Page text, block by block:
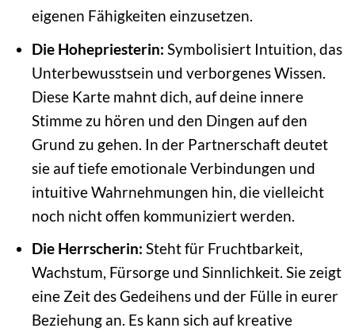
eigenen Fähigkeiten einzusetzen.
Die Hohepriesterin: Symbolisiert Intuition, das
Unterbewusstsein und verborgenes Wissen.
Diese Karte mahnt dich, auf deine innere
Stimme zu hören und den Dingen auf den
Grund zu gehen. In der Partnerschaft deutet
sie auf tiefe emotionale Verbindungen und
intuitive Wahrnehmungen hin, die vielleicht
noch nicht offen kommuniziert werden.
Die Herrscherin: Steht für Fruchtbarkeit,
Wachstum, Fürsorge und Sinnlichkeit. Sie zeigt
eine Zeit des Gedeihens und der Fülle in eurer
Beziehung an. Es kann sich auf kreative